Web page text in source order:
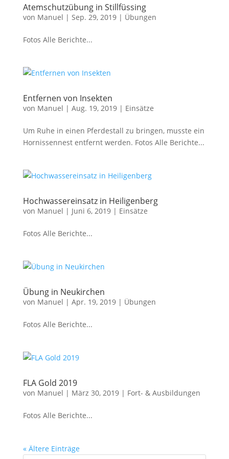
Atemschutzübung in Stillfüssing
von Manuel | Sep. 29, 2019| Übungen
Fotos Alle Berichte...
Entfernen von Insekten
von Manuel | Aug. 19, 2019| Einsätze
Um Ruhe in einen Pferdestall zu bringen, musste ein
Hornissennest entfernt werden. Fotos Alle Berichte...
Hochwassereinsatz in Heiligenberg
von Manuel | Juni 6, 2019| Einsätze
Fotos Alle Berichte...
Übung in Neukirchen
von Manuel | Apr. 19, 2019| Übungen
Fotos Alle Berichte...
FLA Gold 2019
von Manuel | März 30, 2019| Fort- & Ausbildungen
Fotos Alle Berichte...
« Ältere Einträge